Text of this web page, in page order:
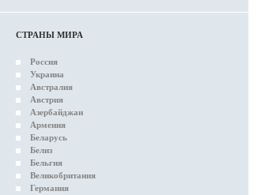
СТРАНЫ МИРА
Россия
Украина
Австралия
Австрия
Азербайджан
Армения
Беларусь
Белиз
Бельгия
Великобритания
Германия